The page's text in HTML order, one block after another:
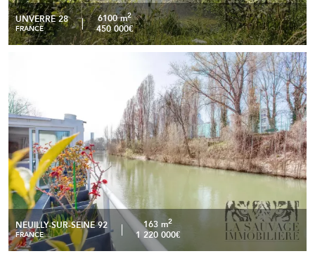
UNVERRE 28
FRANCE
6100 m2
450 000€
NEUILLY-SUR-SEINE 92
FRANCE
163 m2
1 220 000€
Péniche de 163 m2 avec terrasse de 30 m2 - Neuilly-sur-
Seine